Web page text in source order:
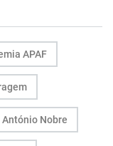
APAF
António Nobre